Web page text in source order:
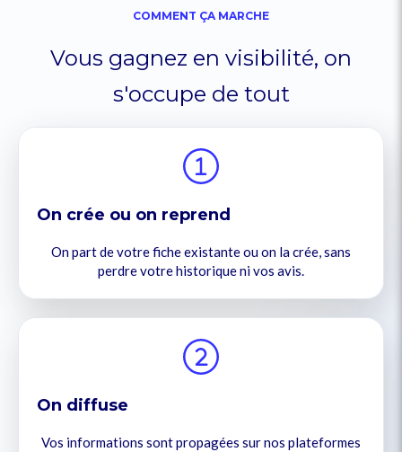
COMMENT ÇA MARCHE
Vous gagnez en visibilité, on
s'occupe de tout
On crée ou on reprend
On part de votre fiche existante ou on la crée, sans
perdre votre historique ni vos avis.
On diffuse
Vos informations sont propagées sur nos plateformes